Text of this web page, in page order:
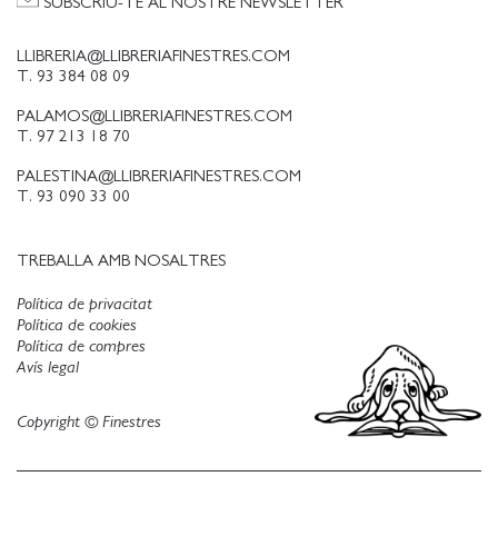
LLIBRERIA@LLIBRERIAFINESTRES.COM
T. 93 384 08 09
PALAMOS@LLIBRERIAFINESTRES.COM
T. 97 213 18 70
PALESTINA@LLIBRERIAFINESTRES.COM
T. 93 090 33 00
TREBALLA AMB NOSALTRES
Política de privacitat
Política de cookies
Avís legal
Política de compres
Copyright © Finestres